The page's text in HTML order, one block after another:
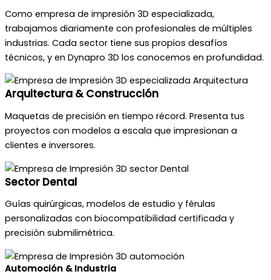
Como empresa de impresión 3D especializada,
trabajamos diariamente con profesionales de múltiples
industrias. Cada sector tiene sus propios desafíos
técnicos, y en Dynapro 3D los conocemos en profundidad.
Arquitectura & Construcción
Maquetas de precisión en tiempo récord. Presenta tus
proyectos con modelos a escala que impresionan a
clientes e inversores.
Sector Dental
Guías quirúrgicas, modelos de estudio y férulas
personalizadas con biocompatibilidad certificada y
precisión submilimétrica.
Automoción & Industria